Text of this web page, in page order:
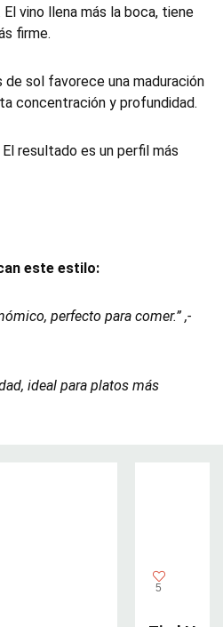
vino llena más la boca, tiene
firme.
de sol favorece una maduración
concentración y profundidad.
resultado es un perfil más
este estilo:
perfecto para comer.” ,-
ideal para platos más
5